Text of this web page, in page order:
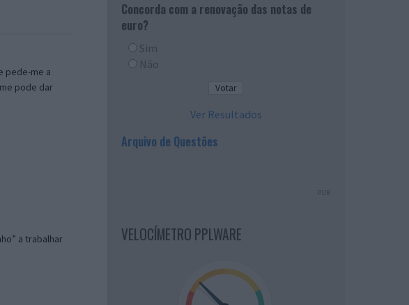
pede-me a
pode dar
a trabalhar
Concorda com a renovação das notas de
euro?
Sim
Não
Ver Resultados
Arquivo de Questões
PUB
VELOCÍMETRO PPLWARE